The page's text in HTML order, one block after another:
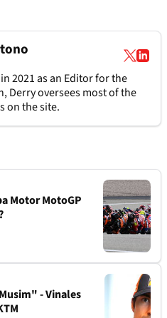
2021 as an Editor for the
Derry oversees most of the
on the site.
Motor MotoGP
- Vinales